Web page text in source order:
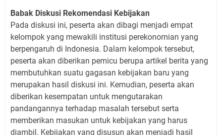
Babak Diskusi Rekomendasi Kebijakan
Pada diskusi ini, peserta akan dibagi menjadi empat
kelompok yang mewakili institusi perekonomian yang
berpengaruh di Indonesia. Dalam kelompok tersebut,
peserta akan diberikan pemicu berupa artikel berita yang
membutuhkan suatu gagasan kebijakan baru yang
merupakan hasil diskusi ini. Kemudian, peserta akan
diberikan kesempatan untuk mengutarakan
pandangannya terhadap masalah tersebut serta
memberikan masukan untuk kebijakan yang harus
diambil. Kebijakan yang disusun akan menjadi hasil